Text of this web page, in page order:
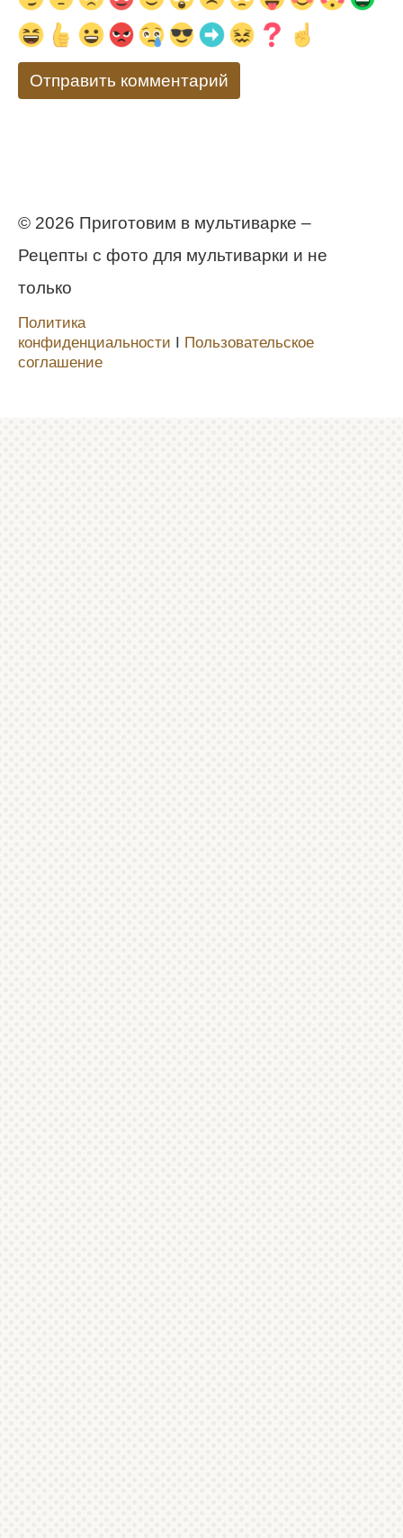
© 2026 Приготовим в мультиварке –
Рецепты с фото для мультиварки и не
только
Политика
конфиденциальности Ι Пользовательское
соглашение